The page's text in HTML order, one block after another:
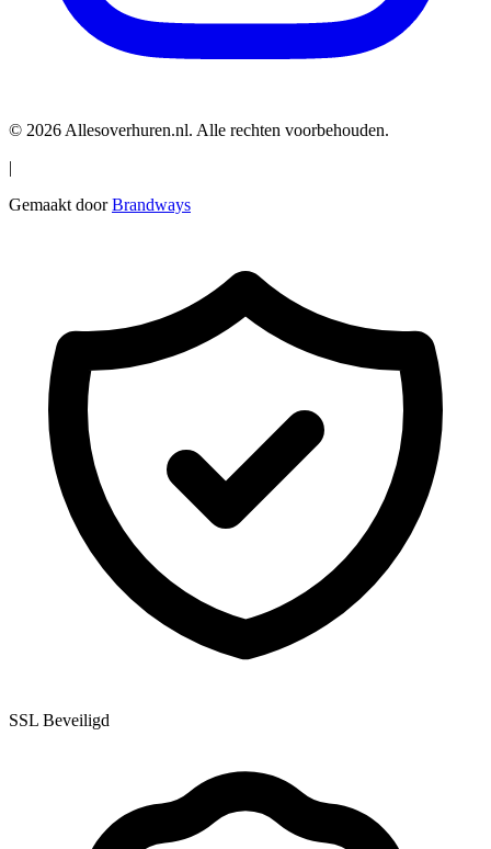
© 2026 Allesoverhuren.nl. Alle rechten voorbehouden.
|
Gemaakt doorBrandways
SSL Beveiligd